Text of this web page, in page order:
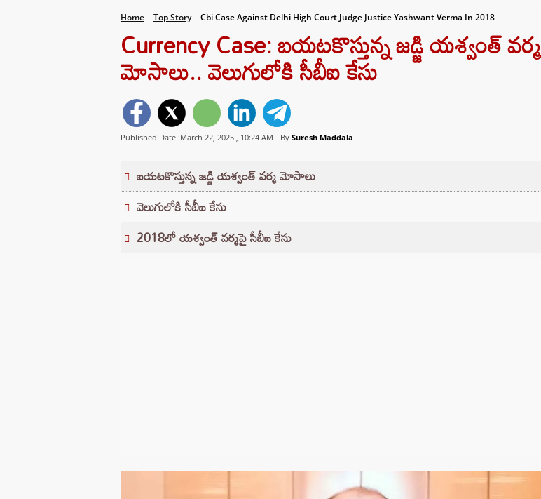
Home Top Story Cbi Case Against Delhi High Court Judge Justice Yashwant Verma In 2018
Currency Case: బయటకొస్తున్న జడ్జి యశ్వంత్ వర్మ
మోసాలు.. వెలుగులోకి సీబీఐ కేసు
Published Date :March 22, 2025 , 10:24 AM By Suresh Maddala
బయటకొస్తున్న జడ్జి యశ్వంత్ వర్మ మోసాలు
వెలుగులోకి సీబీఐ కేసు
2018లో యశ్వంత్ వర్మపై సీబీఐ కేసు